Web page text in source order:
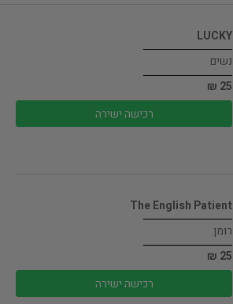
LUCKY
נשים
25 ₪
רכישה ישירה
The English Patient
רומן
25 ₪
רכישה ישירה